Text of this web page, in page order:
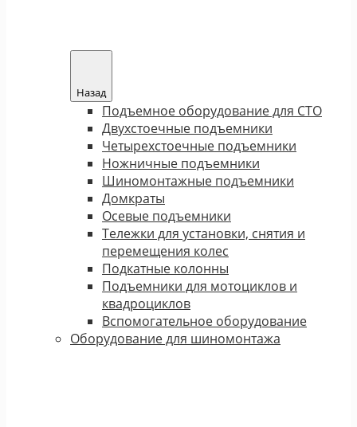
Назад
Подъемное оборудование для СТО
Двухстоечные подъемники
Четырехстоечные подъемники
Ножничные подъемники
Шиномонтажные подъемники
Домкраты
Осевые подъемники
Тележки для установки, снятия и
перемещения колес
Подкатные колонны
Подъемники для мотоциклов и
квадроциклов
Вспомогательное оборудование
Оборудование для шиномонтажа